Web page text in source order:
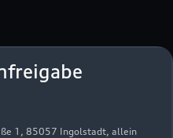
1, 85057 Ingolstadt, allein